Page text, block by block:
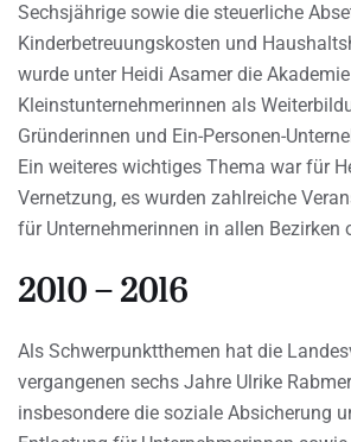
Sechsjährige sowie die steuerliche
Kinderbetreuungskosten und
wurde unter Heidi Asamer die
Kleinstunternehmerinnen als
Gründerinnen und Ein-Personen-
Ein weiteres wichtiges Thema war für
Vernetzung, es wurden zahlreiche
für Unternehmerinnen in allen Bezirken
2010 – 2016
Als Schwerpunktthemen hat die
vergangenen sechs Jahre Ulrike
insbesondere die soziale Absicherung